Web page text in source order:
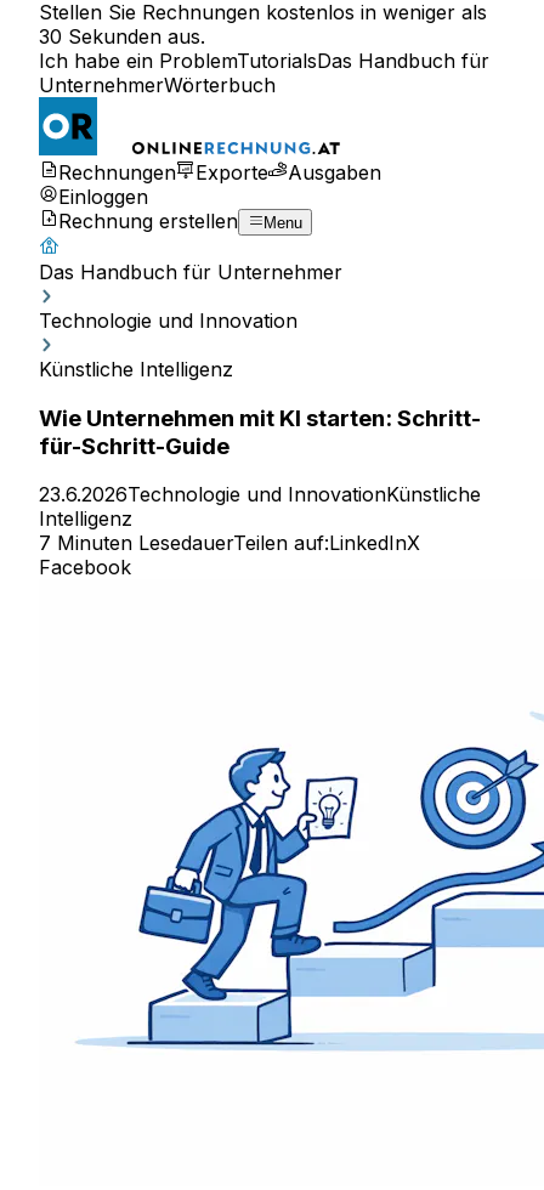
Stellen Sie Rechnungen kostenlos in weniger als
30 Sekunden aus.
Ich habe ein ProblemTutorialsDas Handbuch für
UnternehmerWörterbuch
Rechnungen Exporte
Ausgaben
Einloggen
Rechnung erstellen
Menu
Das Handbuch für Unternehmer
Technologie und Innovation
Künstliche Intelligenz
Wie Unternehmen mit KI starten: Schritt-
für-Schritt-Guide
23.6.2026Technologie und InnovationKünstliche
Intelligenz
7 Minuten LesedauerTeilen auf:LinkedInX
Facebook